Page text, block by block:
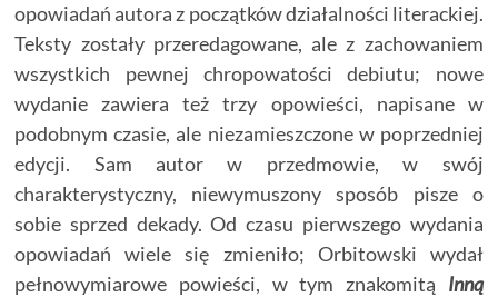
opowiadań autora z początków działalności literackiej.
Teksty zostały przeredagowane, ale z zachowaniem
wszystkich pewnej chropowatości debiutu; nowe
wydanie zawiera też trzy opowieści, napisane w
podobnym czasie, ale niezamieszczone w poprzedniej
edycji. Sam autor w przedmowie, w swój
charakterystyczny, niewymuszony sposób pisze o
sobie sprzed dekady. Od czasu pierwszego wydania
opowiadań wiele się zmieniło; Orbitowski wydał
pełnowymiarowe powieści, w tym znakomitą Inną